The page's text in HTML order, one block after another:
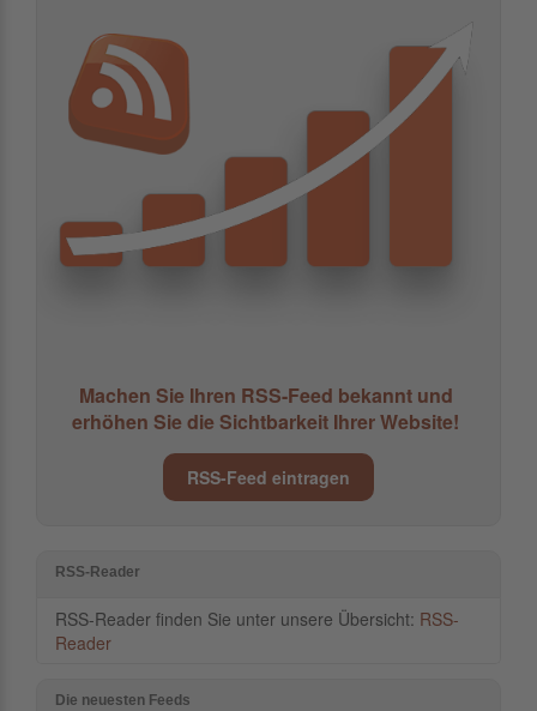
Machen Sie Ihren RSS-Feed bekannt und
erhöhen Sie die Sichtbarkeit Ihrer Website!
RSS-Feed eintragen
RSS-Reader
RSS-Reader finden Sie unter unsere Übersicht: RSS-
Reader
Die neuesten Feeds